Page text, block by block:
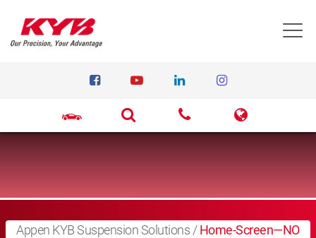
Appen KYB Suspension Solutions /Home-Screen—NO